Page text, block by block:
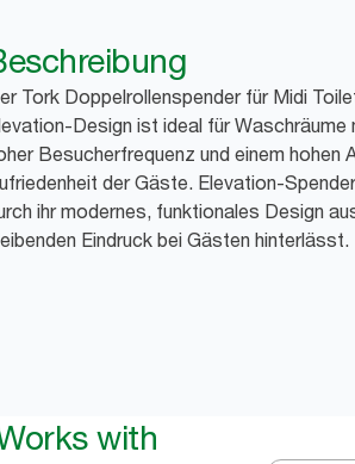
Tork Doppelrollenspender für Midi
Design ist ideal für Waschräume
Besucherfrequenz und einem hohen
der Gäste. Elevation-
ihr modernes, funktionales Design
Eindruck bei Gästen hinterlässt.
with